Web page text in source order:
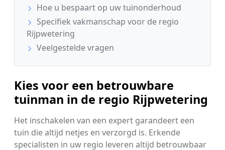
Hoe u bespaart op uw tuinonderhoud
Specifiek vakmanschap voor de regio
Rijpwetering
Veelgestelde vragen
Kies voor een betrouwbare
tuinman in de regio Rijpwetering
Het inschakelen van een expert garandeert een
tuin die altijd netjes en verzorgd is. Erkende
specialisten in uw regio leveren altijd betrouwbaar